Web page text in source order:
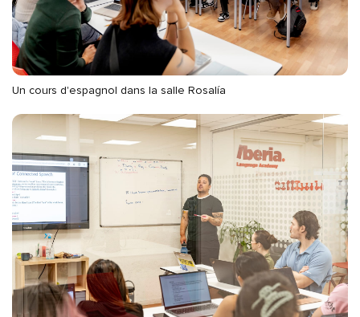
Un cours d'espagnol dans la salle Rosalía